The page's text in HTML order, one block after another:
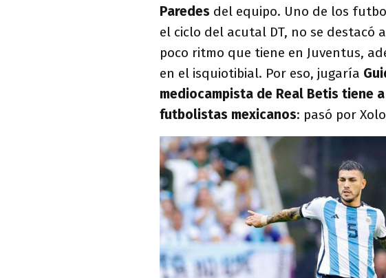
Paredes del equipo. Uno de los
el ciclo del acutal DT, no se destacó
poco ritmo que tiene en Juventus,
en el isquiotibial. Por eso, jugaría
mediocampista de Real Betis tiene
futbolistas mexicanos: pasó por